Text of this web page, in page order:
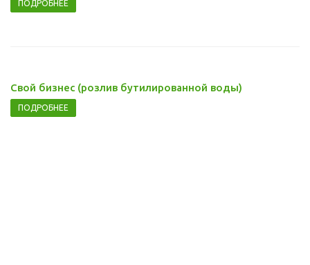
ПОДРОБНЕЕ
Свой бизнес (розлив бутилированной воды)
ПОДРОБНЕЕ